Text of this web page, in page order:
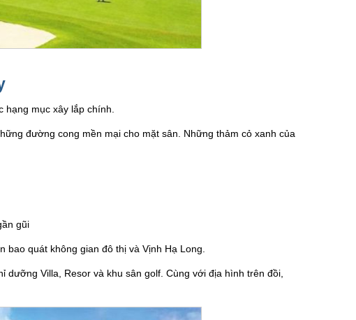
mục xây lắp chính.
đường cong mền mại cho mặt sân. Những thảm cỏ xanh của
gũi
quát không gian đô thị và Vịnh Hạ Long.
Villa, Resor và khu sân golf. Cùng với địa hình trên đồi,